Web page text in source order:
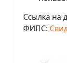
Ссылка на
ФИПС: